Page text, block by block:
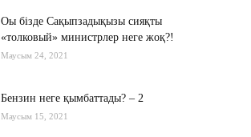
Оы бізде Сақыпзадықызы сияқты
«толковый» министрлер неге жоқ?!
Маусым 24, 2021
Бензин неге қымбаттады? – 2
Маусым 15, 2021